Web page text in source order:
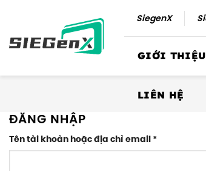
SiegenX
GIỚI THIỆU
LIÊN HỆ
ĐĂNG NHẬP
Tên tài khoản hoặc địa chỉ email *Số
lượng